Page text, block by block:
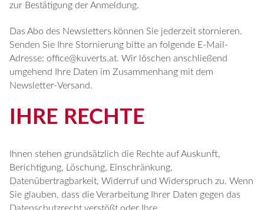
zur Bestätigung der Anmeldung.
Das Abo des Newsletters können Sie jederzeit stornieren.
Senden Sie Ihre Stornierung bitte an folgende E-Mail-
Adresse: office@kuverts.at. Wir löschen anschließend
umgehend Ihre Daten im Zusammenhang mit dem
Newsletter-Versand.
IHRE RECHTE
Ihnen stehen grundsätzlich die Rechte auf Auskunft,
Berichtigung, Löschung, Einschränkung,
Datenübertragbarkeit, Widerruf und Widerspruch zu. Wenn
Sie glauben, dass die Verarbeitung Ihrer Daten gegen das